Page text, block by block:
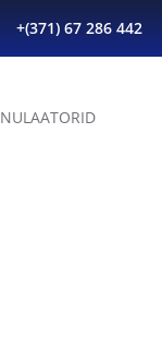
+(371) 67 286 442